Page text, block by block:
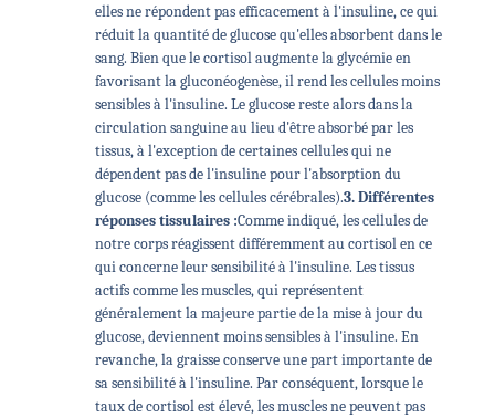
elles ne répondent pas efficacement à l'insuline, ce qui
réduit la quantité de glucose qu'elles absorbent dans le
sang. Bien que le cortisol augmente la glycémie en
favorisant la gluconéogenèse, il rend les cellules moins
sensibles à l'insuline. Le glucose reste alors dans la
circulation sanguine au lieu d'être absorbé par les
tissus, à l'exception de certaines cellules qui ne
dépendent pas de l'insuline pour l'absorption du
glucose (comme les cellules cérébrales).3. Différentes
réponses tissulaires :Comme indiqué, les cellules de
notre corps réagissent différemment au cortisol en ce
qui concerne leur sensibilité à l'insuline. Les tissus
actifs comme les muscles, qui représentent
généralement la majeure partie de la mise à jour du
glucose, deviennent moins sensibles à l'insuline. En
revanche, la graisse conserve une part importante de
sa sensibilité à l'insuline. Par conséquent, lorsque le
taux de cortisol est élevé, les muscles ne peuvent pas